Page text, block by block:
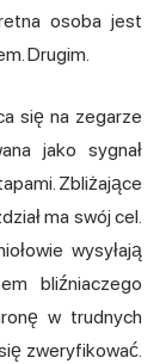
osoba jest
Drugim.
się na zegarze
jako sygnał
Zbliżające
ma swój cel.
wysyłają
bliźniaczego
w trudnych
zweryfikować.